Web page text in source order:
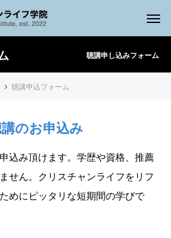
聴講申し込みフォーム
聴講申込フォーム
のお申込み
込み頂けます。学歴や資格、推薦
せん。クリスチャンライフをリフ
めにピッタリな短期間の学びで